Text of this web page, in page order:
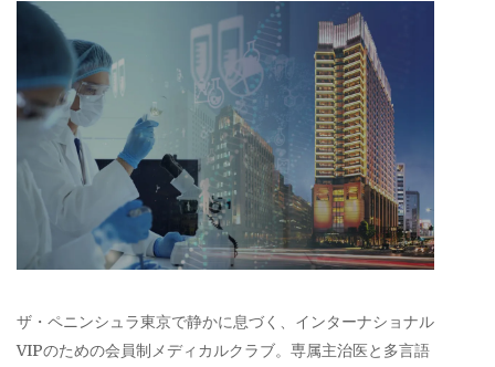
ザ・ペニンシュラ東京で静かに息づく、インターナショナル
VIPのための会員制メディカルクラブ。専属主治医と多言語